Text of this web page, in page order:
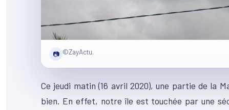
📷 ©ZayActu.
Ce jeudi matin (16 avril 2020), une partie de la
bien. En effet, notre île est touchée par une